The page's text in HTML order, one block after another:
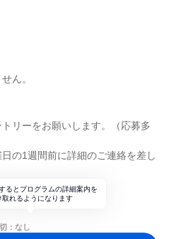
ん。
リーをお願いします。（応募多
の1週間前に詳細のご連絡を差し
るとプログラムの詳細案内を
取れるようになります
：なし